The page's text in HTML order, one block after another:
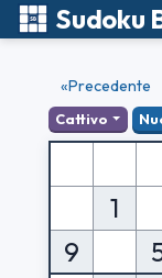
Sudoku
«Precedente
Cattivo
1
9